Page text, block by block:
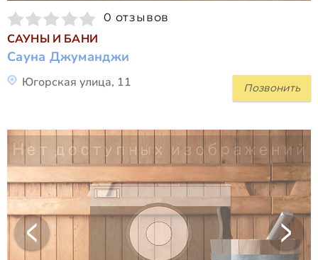
0 отзывов
САУНЫ И БАНИ
Сауна Джуманджи
Позвонить
Югорская улица, 11